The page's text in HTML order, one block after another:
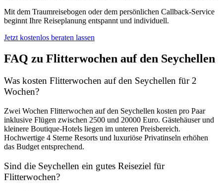
Mit dem Traumreisebogen oder dem persönlichen Callback-Service
beginnt Ihre Reiseplanung entspannt und individuell.
Jetzt kostenlos beraten lassen
FAQ zu Flitterwochen auf den Seychellen
Was kosten Flitterwochen auf den Seychellen für 2
Wochen?
Zwei Wochen Flitterwochen auf den Seychellen kosten pro Paar
inklusive Flügen zwischen 2500 und 20000 Euro. Gästehäuser und
kleinere Boutique-Hotels liegen im unteren Preisbereich.
Hochwertige 4 Sterne Resorts und luxuriöse Privatinseln erhöhen
das Budget entsprechend.
Sind die Seychellen ein gutes Reiseziel für
Flitterwochen?